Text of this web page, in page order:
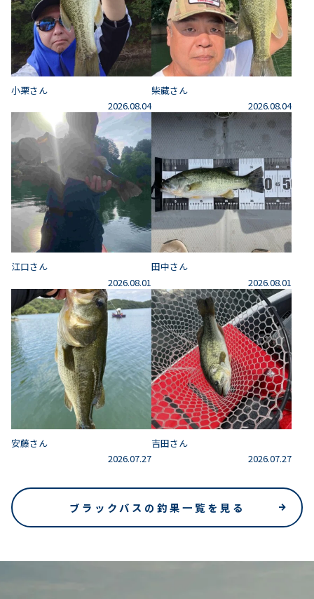
小栗さん
2026.08.04
柴藏さん
2026.08.04
江口さん
2026.08.01
田中さん
2026.08.01
安藤さん
2026.07.27
吉田さん
2026.07.27
ブラックバスの釣果一覧を見る